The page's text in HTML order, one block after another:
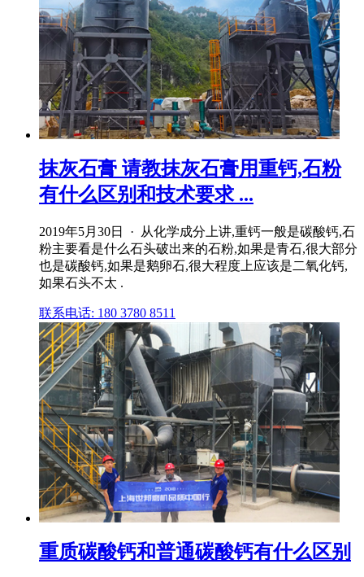
抹灰石膏 请教抹灰石膏用重钙,石粉
有什么区别和技术要求 ...
2019年5月30日 · 从化学成分上讲,重钙一般是碳酸钙,石
粉主要看是什么石头破出来的石粉,如果是青石,很大部分
也是碳酸钙,如果是鹅卵石,很大程度上应该是二氧化钙,
如果石头不太 .
联系电话: 180 3780 8511
重质碳酸钙和普通碳酸钙有什么区别